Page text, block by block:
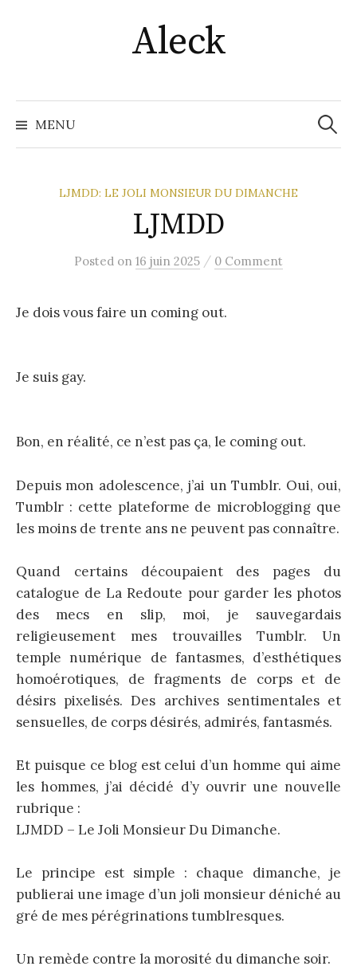
Aleck
MENU
LJMDD: LE JOLI MONSIEUR DU DIMANCHE
LJMDD
Posted on 16 juin 2025 / 0 Comment
Je dois vous faire un coming out.
Je suis gay.
Bon, en réalité, ce n’est pas ça, le coming out.
Depuis mon adolescence, j’ai un Tumblr. Oui, oui,
Tumblr : cette plateforme de microblogging que
les moins de trente ans ne peuvent pas connaître.
Quand certains découpaient des pages du
catalogue de La Redoute pour garder les photos
des mecs en slip, moi, je sauvegardais
religieusement mes trouvailles Tumblr. Un
temple numérique de fantasmes, d’esthétiques
homoérotiques, de fragments de corps et de
désirs pixelisés. Des archives sentimentales et
sensuelles, de corps désirés, admirés, fantasmés.
Et puisque ce blog est celui d’un homme qui aime
les hommes, j’ai décidé d’y ouvrir une nouvelle
rubrique :
LJMDD – Le Joli Monsieur Du Dimanche.
Le principe est simple : chaque dimanche, je
publierai une image d’un joli monsieur déniché au
gré de mes pérégrinations tumblresques.
Un remède contre la morosité du dimanche soir.